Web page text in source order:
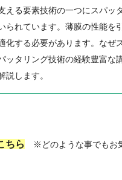
える要素技術の一つにスパッ
られています。薄膜の性能
化する必要があります。な
ッタリング技術の経験豊富な
説します。
ちら ※どのような事でもお